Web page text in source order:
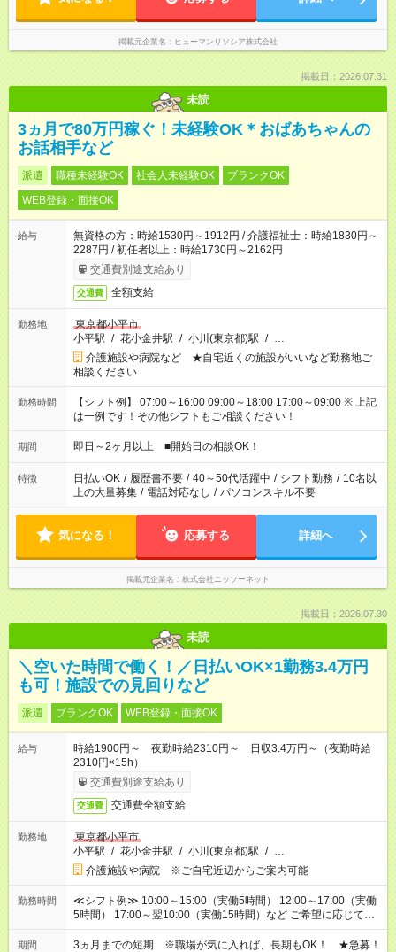
掲載元企業名 ヒューマンリソシア株式会社
掲載日：2026.07.31
未読
3ヵ月で80万円稼ぐ！未経験OK＊おばあちゃんの
お話相手など
派遣 職種未経験OK 社会人未経験OK
ブランクOK
WEB登録・面接OK
給与
無資格の方：時給1530円～1912円 / 介護福祉士：時給1830円～
2287円 / 初任者以上：時給1730円～2162円
交通費別途支給あり
交通費 全額支給
勤務地
東京都小平市
小平駅 / 花小金井駅 / 小川(東京都)駅 / …
介護施設や病院など ★自宅近くの施設がいいなど勤務地ご
相談ください
勤務時間
【シフト例】 07:00～16:00 09:00～18:00 17:00～09:00 ※ 上記
は一例です！その他シフトもご相談ください！
期間 即日～2ヶ月以上 ■開始日の相談OK！
特徴 日払いOK / 履歴書不要 / 40～50代活躍中 / シフト勤務 / 10名以
上の大量募集 / 電話対応なし / パソコンスキル不要
気になる！ 応募する 詳細へ
掲載元企業名 株式会社ニッソーネット
掲載日：2026.07.30
未読
＼空いた時間で働く！／日払いOK×1勤務3.4万円
も可！施設での見回りなど
派遣 ブランクOK WEB登録・面接OK
給与
時給1900円～ 夜勤時給2310円～ 日収3.4万円～（夜勤時給
2310円×15h）
交通費別途支給あり
交通費 交通費全額支給
勤務地
東京都小平市
小平駅 / 花小金井駅 / 小川(東京都)駅 / …
介護施設や病院 ※ご自宅近辺からご案内可能
勤務時間
≪シフト例≫ 10:00～15:00（実働5時間） 12:00～17:00（実働
5時間） 17:00～翌10:00（実働15時間）など ご希望に応じて、
働く時間は調整できます！ お気軽に担当へ相談ください！
期間
3ヵ月までの短期 ※職場が気に入れば、長期もOK！ ★急募！